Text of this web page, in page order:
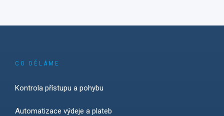
CO DĚLÁME
Kontrola přístupu a pohybu
Automatizace výdeje a plateb